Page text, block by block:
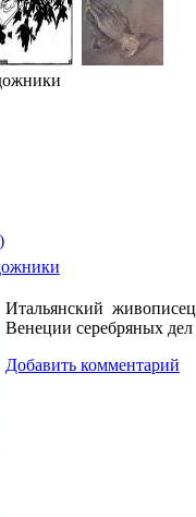
Итальянский
Венеции серебряных дел
Добавить комментарий